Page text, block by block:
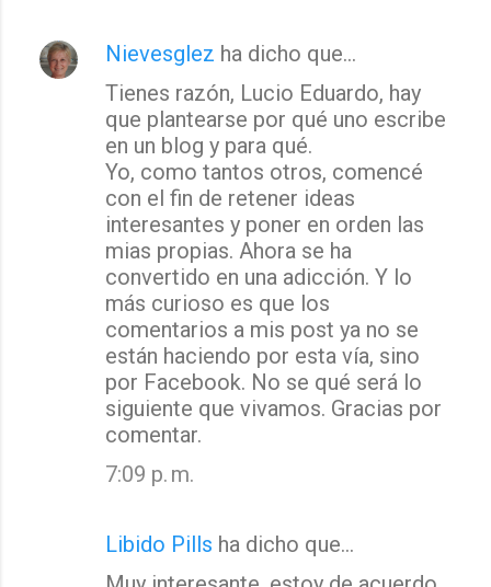
Nievesglez ha dicho que…
Tienes razón, Lucio Eduardo, hay
que plantearse por qué uno escribe
en un blog y para qué.
Yo, como tantos otros, comencé
con el fin de retener ideas
interesantes y poner en orden las
mias propias. Ahora se ha
convertido en una adicción. Y lo
más curioso es que los
comentarios a mis post ya no se
están haciendo por esta vía, sino
por Facebook. No se qué será lo
siguiente que vivamos. Gracias por
comentar.
7:09 p. m.
Libido Pills ha dicho que…